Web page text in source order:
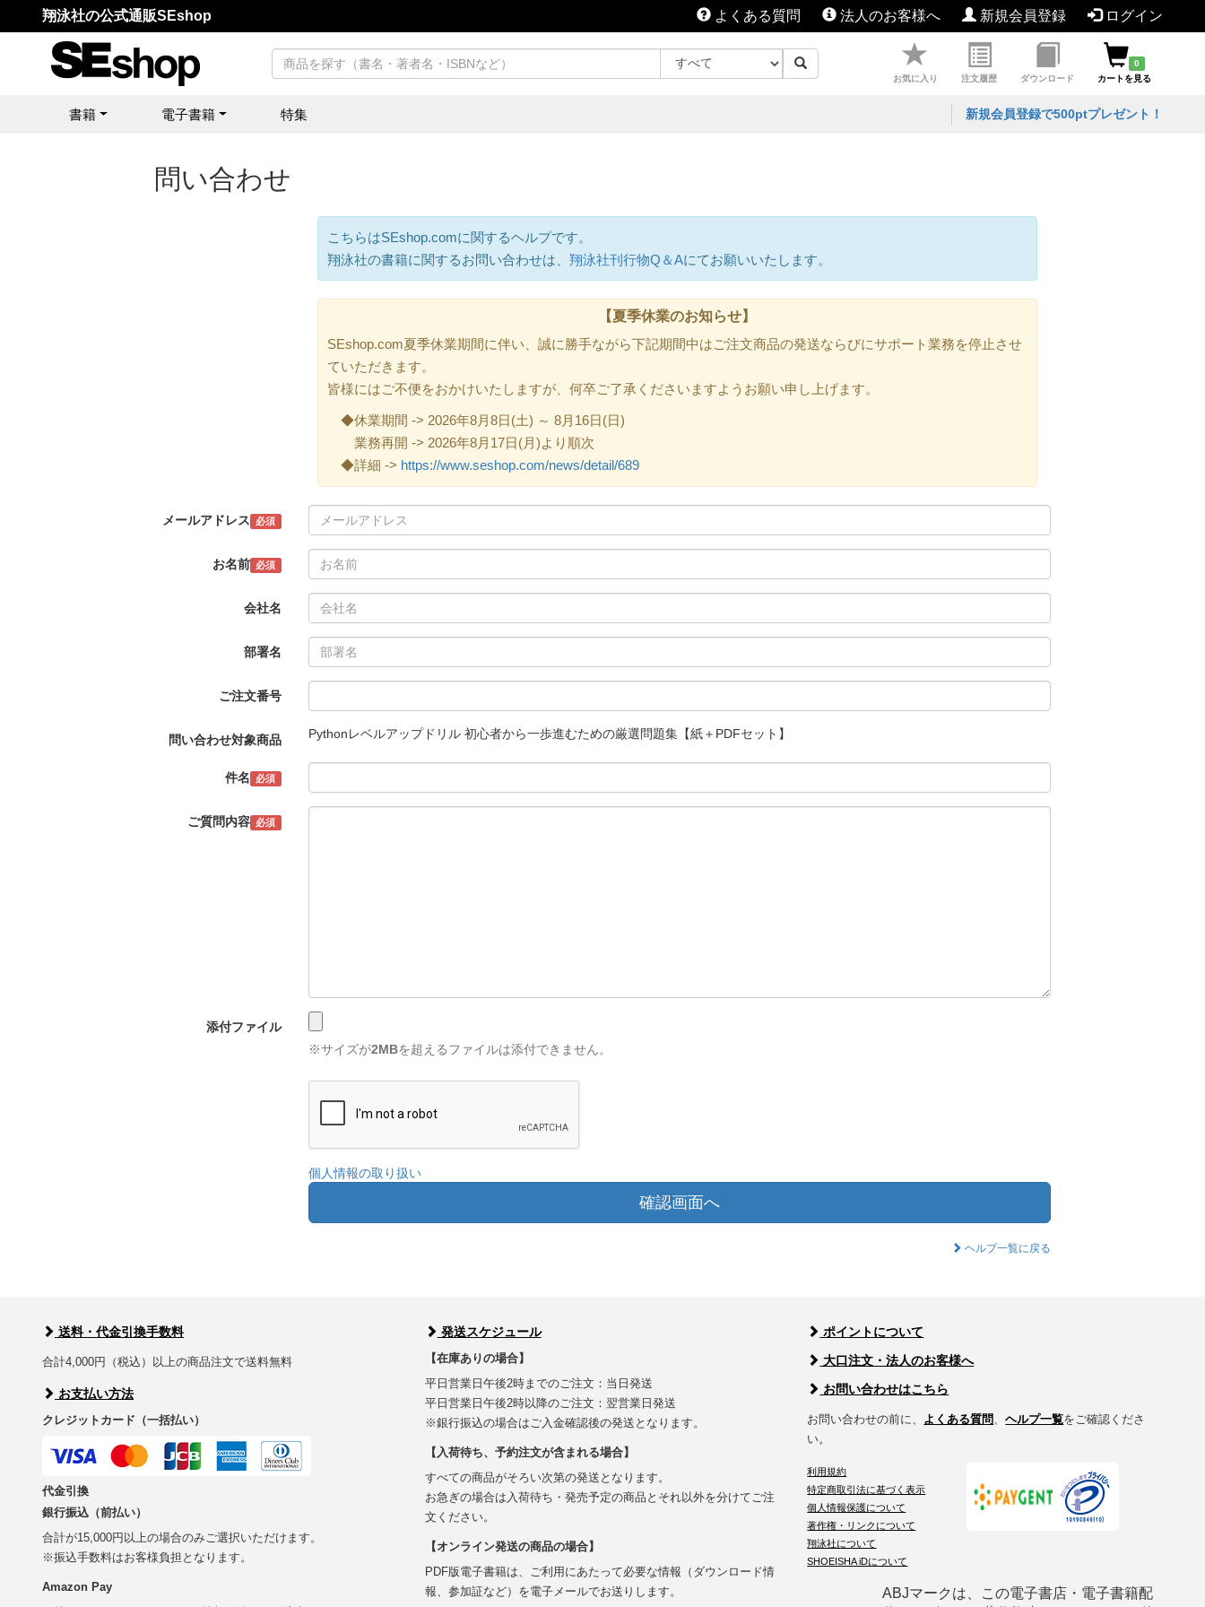
翔泳社の公式通販SEshop よくある質問 法人のお客様へ 新規会員登録 ログイン
お気に入り 注文履歴 ダウンロード
0
カートを見る
書籍 電子書籍 特集 新規会員登録で500ptプレゼント！
問い合わせ
こちらはSEshop.comに関するヘルプです。
翔泳社の書籍に関するお問い合わせは、 翔泳社刊行物Q＆Aにてお願いいたします。
【夏季休業のお知らせ】
SEshop.com夏季休業期間に伴い、誠に勝手ながら下記期間中はご注文商品の発送ならびにサポート業務を停止させ
ていただきます。
皆様にはご不便をおかけいたしますが、何卒ご了承くださいますようお願い申し上げます。
◆休業期間 -> 2026年8月8日(土) ～ 8月16日(日)
業務再開 -> 2026年8月17日(月)より順次
◆詳細 -> https://www.seshop.com/news/detail/689
メールアドレス 必須
お名前 必須
会社名
部署名
ご注文番号
問い合わせ対象商品 Pythonレベルアップドリル 初心者から一歩進むための厳選問題集【紙＋PDFセット】
件名 必須
ご質問内容 必須
添付ファイル
※サイズが2MBを超えるファイルは添付できません。
個人情報の取り扱い
確認画面へ
ヘルプ一覧に戻る
送料・代金引換手数料
合計4,000円（税込）以上の商品注文で送料無料
お支払い方法
クレジットカード（一括払い）
代金引換
銀行振込（前払い）
合計が15,000円以上の場合のみご選択いただけます。
※振込手数料はお客様負担となります。
Amazon Pay
発送スケジュール
【在庫ありの場合】
平日営業日午後2時までのご注文：当日発送
平日営業日午後2時以降のご注文：翌営業日発送
※銀行振込の場合はご入金確認後の発送となります。
【入荷待ち、予約注文が含まれる場合】
すべての商品がそろい次第の発送となります。
お急ぎの場合は入荷待ち・発売予定の商品とそれ以外を分けてご注
文ください。
【オンライン発送の商品の場合】
PDF版電子書籍は、ご利用にあたって必要な情報（ダウンロード情
報、参加証など）を電子メールでお送りします。
ポイントについて
大口注文・法人のお客様へ
お問い合わせはこちら
お問い合わせの前に、 よくある質問、ヘルプ一覧をご確認くださ
い。
利用規約
特定商取引法に基づく表示
個人情報保護について
著作権・リンクについて
翔泳社について
SHOEISHA iDについて
ABJマークは、この電子書店・電子書籍配